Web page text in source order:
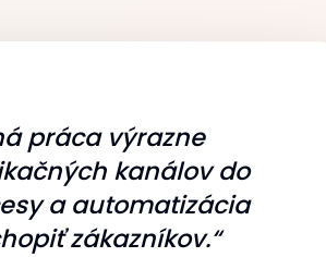
práca výrazne
kanálov do
a automatizácia
zákazníkov.“